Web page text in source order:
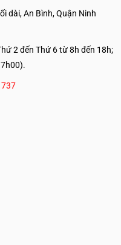
dài, An Bình, Quận Ninh
2 đến Thứ 6 từ 8h đến 18h;